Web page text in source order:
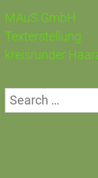
MAuS GmbH
Texterstellung
kreisrunder